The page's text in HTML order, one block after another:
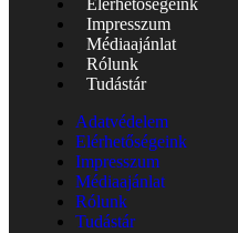
Elérhetőségeink
Impresszum
Médiaajánlat
Rólunk
Tudástár
Adatvédelem
Elérhetőségeink
Impresszum
Médiaajánlat
Rólunk
Tudástár